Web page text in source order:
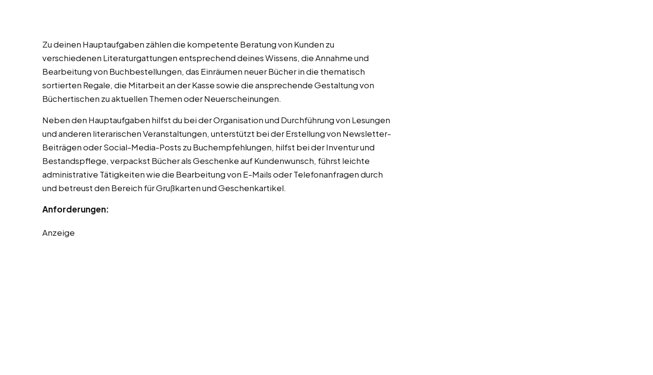
Zu deinen Hauptaufgaben zählen die kompetente Beratung von Kunden zu
verschiedenen Literaturgattungen entsprechend deines Wissens, die Annahme und
Bearbeitung von Buchbestellungen, das Einräumen neuer Bücher in die thematisch
sortierten Regale, die Mitarbeit an der Kasse sowie die ansprechende Gestaltung von
Büchertischen zu aktuellen Themen oder Neuerscheinungen.
Neben den Hauptaufgaben hilfst du bei der Organisation und Durchführung von Lesungen
und anderen literarischen Veranstaltungen, unterstützt bei der Erstellung von Newsletter-
Beiträgen oder Social-Media-Posts zu Buchempfehlungen, hilfst bei der Inventur und
Bestandspflege, verpackst Bücher als Geschenke auf Kundenwunsch, führst leichte
administrative Tätigkeiten wie die Bearbeitung von E-Mails oder Telefonanfragen durch
und betreust den Bereich für Grußkarten und Geschenkartikel.
Anforderungen:
Anzeige